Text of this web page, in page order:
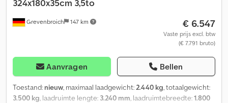
Grevenbroich 147 km
324x180x35cm 3,5to
€ 6.547
Vaste prijs excl. btw
(€ 7.791 bruto)
Aanvragen Bellen
Toestand: nieuw, maximaal laadgewicht:2.440 kg, totaalgewicht:
3.500 kg, laadruimte lengte: 3.240 mm, laadruimtebreedte:1.800